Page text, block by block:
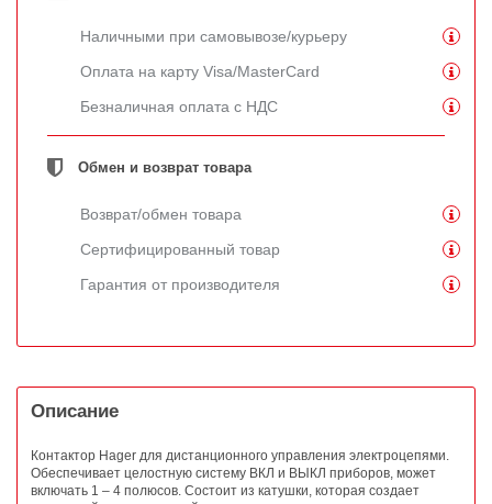
Наличными при самовывозе/курьеру
Оплата на карту Visa/MasterCard
Безналичная оплата с НДС
Обмен и возврат товара
Возврат/обмен товара
Сертифицированный товар
Гарантия от производителя
Описание
Контактор Hager для дистанционного управления электроцепями.
Обеспечивает целостную систему ВКЛ и ВЫКЛ приборов, может
включать 1 – 4 полюсов. Состоит из катушки, которая создает